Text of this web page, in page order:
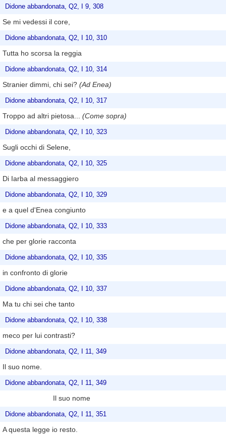
Didone abbandonata, Q2, I 9, 308
Se mi vedessi il core,
Didone abbandonata, Q2, I 10, 310
Tutta ho scorsa la reggia
Didone abbandonata, Q2, I 10, 314
Stranier dimmi, chi sei? (Ad Enea)
Didone abbandonata, Q2, I 10, 317
Troppo ad altri pietosa... (Come sopra)
Didone abbandonata, Q2, I 10, 323
Sugli occhi di Selene,
Didone abbandonata, Q2, I 10, 325
Di Iarba al messaggiero
Didone abbandonata, Q2, I 10, 329
e a quel d'Enea congiunto
Didone abbandonata, Q2, I 10, 333
che per glorie racconta
Didone abbandonata, Q2, I 10, 335
in confronto di glorie
Didone abbandonata, Q2, I 10, 337
Ma tu chi sei che tanto
Didone abbandonata, Q2, I 10, 338
meco per lui contrasti?
Didone abbandonata, Q2, I 11, 349
Il suo nome.
Didone abbandonata, Q2, I 11, 349
Il suo nome
Didone abbandonata, Q2, I 11, 351
A questa legge io resto.